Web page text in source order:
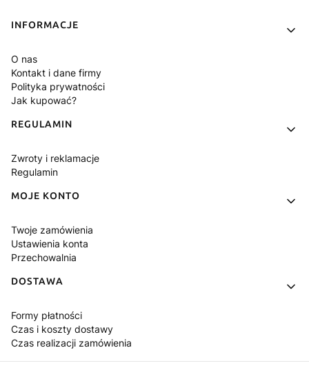
Linki w stopce
INFORMACJE
O nas
Kontakt i dane firmy
Polityka prywatności
Jak kupować?
REGULAMIN
Zwroty i reklamacje
Regulamin
MOJE KONTO
Twoje zamówienia
Ustawienia konta
Przechowalnia
DOSTAWA
Formy płatności
Czas i koszty dostawy
Czas realizacji zamówienia